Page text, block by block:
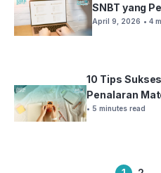
SNBT yang
April 9, 2026 • 4
10 Tips
Penalaran
• 5 minutes read